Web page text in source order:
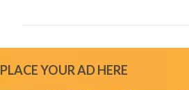
n
PLACE YOUR AD HERE